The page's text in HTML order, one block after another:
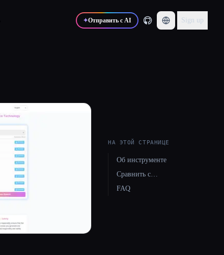
✦Отправить с AI Sign up
НА ЭТОЙ СТРАНИЦЕ
Об инструменте
Сравнить с…
FAQ